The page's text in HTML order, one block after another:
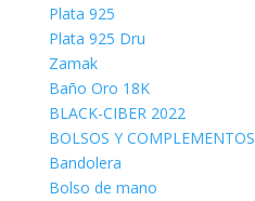
Plata 925
Plata 925 Dru
Zamak
Baño Oro 18K
BLACK-CIBER 2022
BOLSOS Y COMPLEMENTOS
Bandolera
Bolso de mano